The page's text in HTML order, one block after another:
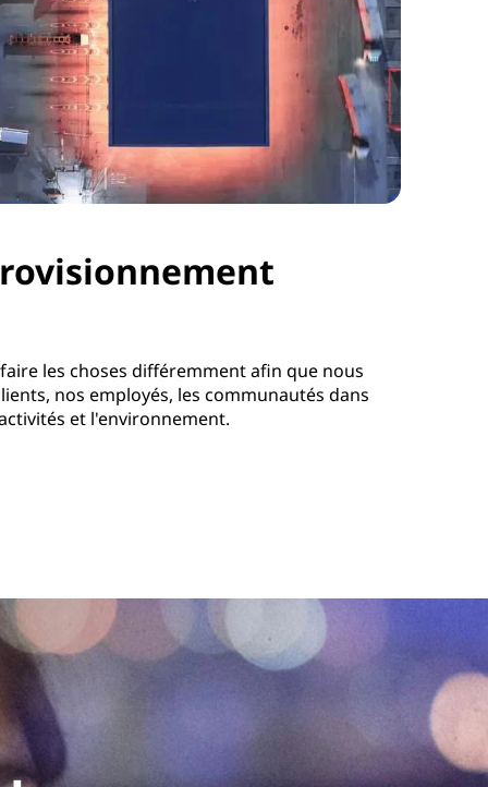
les choses différemment afin que nous
nos employés, les communautés dans
et l'environnement.